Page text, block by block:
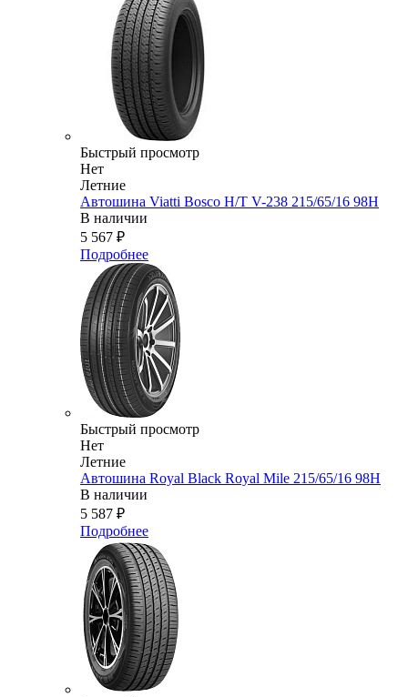
Быстрый просмотр
Нет
Летние
Автошина Viatti Bosco H/T V-238 215/65/16 98H
В наличии
5 567 ₽
Подробнее
Быстрый просмотр
Нет
Летние
Автошина Royal Black Royal Mile 215/65/16 98H
В наличии
5 587 ₽
Подробнее